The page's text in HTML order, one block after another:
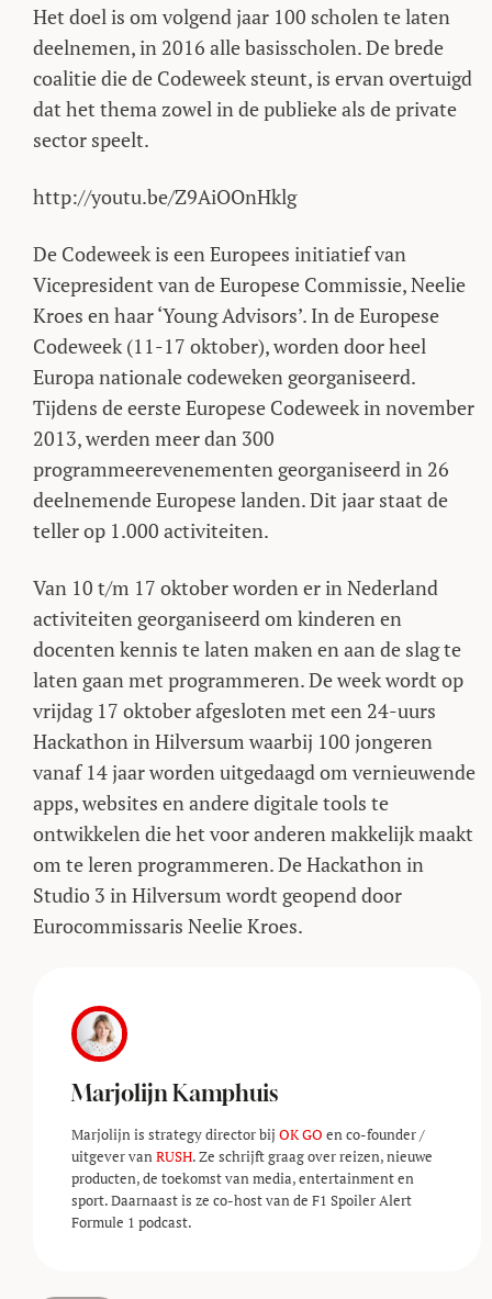
Het doel is om volgend jaar 100 scholen te laten
deelnemen, in 2016 alle basisscholen. De brede
coalitie die de Codeweek steunt, is ervan overtuigd
dat het thema zowel in de publieke als de private
sector speelt.
http://youtu.be/Z9AiOOnHklg
De Codeweek is een Europees initiatief van
Vicepresident van de Europese Commissie, Neelie
Kroes en haar ‘Young Advisors’. In de Europese
Codeweek (11-17 oktober), worden door heel
Europa nationale codeweken georganiseerd.
Tijdens de eerste Europese Codeweek in november
2013, werden meer dan 300
programmeerevenementen georganiseerd in 26
deelnemende Europese landen. Dit jaar staat de
teller op 1.000 activiteiten.
Van 10 t/m 17 oktober worden er in Nederland
activiteiten georganiseerd om kinderen en
docenten kennis te laten maken en aan de slag te
laten gaan met programmeren. De week wordt op
vrijdag 17 oktober afgesloten met een 24-uurs
Hackathon in Hilversum waarbij 100 jongeren
vanaf 14 jaar worden uitgedaagd om vernieuwende
apps, websites en andere digitale tools te
ontwikkelen die het voor anderen makkelijk maakt
om te leren programmeren. De Hackathon in
Studio 3 in Hilversum wordt geopend door
Eurocommissaris Neelie Kroes.
Marjolijn Kamphuis
Marjolijn is strategy director bij OK GO en co-founder /
uitgever vanRUSH. Ze schrijft graag over reizen, nieuwe
producten, de toekomst van media, entertainment en
sport. Daarnaast is ze co-host van de F1 Spoiler Alert
Formule 1 podcast.